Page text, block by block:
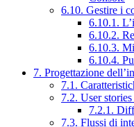
6.10. Gestire i
6.10.1.
6.10.2.
6.10.3.
6.10.4.
7. Progettazione
7.1.
7.2. User
7.2.1.
7.3. Flussi di